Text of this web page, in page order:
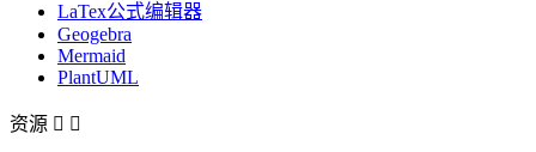
LaTex公式编辑器
Geogebra
Mermaid
PlantUML
资源  